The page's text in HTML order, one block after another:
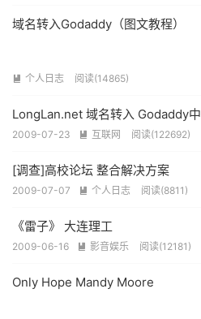
域名转入Godaddy（图文教程）
 个人日志 阅读(14865)
LongLan.net 域名转入 Godaddy中
2009-07-23  互联网 阅读(122692)
[调查]高校论坛 整合解决方案
2009-07-07  个人日志 阅读(8811)
《雷子》 大连理工
2009-06-16  影音娱乐 阅读(12181)
Only Hope Mandy Moore